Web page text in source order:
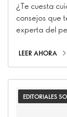
¿Te cuesta
consejos que
experta del
LEER AHORA
EDITORIALES